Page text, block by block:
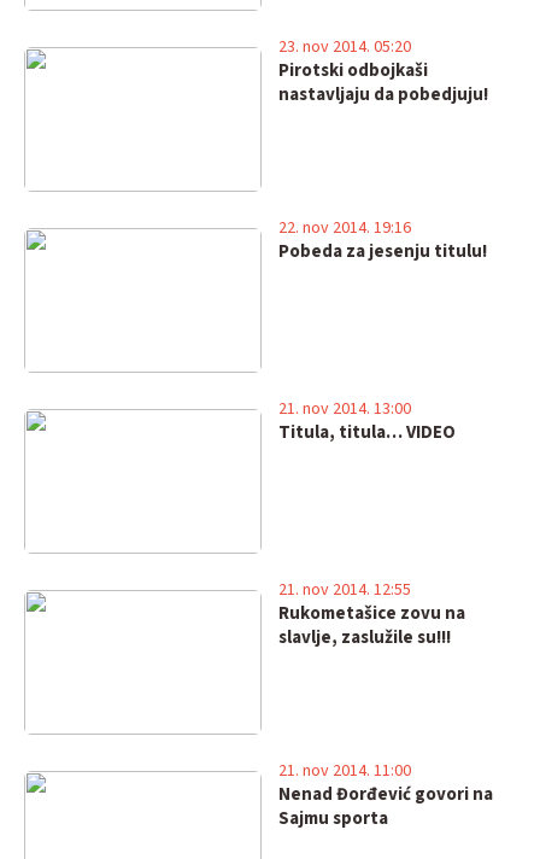
Pirotski odbojkaši
nastavljaju da pobedjuju!
23. nov 2014. 05:20
Pobeda za jesenju titulu!
22. nov 2014. 19:16
Titula, titula… VIDEO
21. nov 2014. 13:00
Rukometašice zovu na
slavlje, zaslužile su!!!
21. nov 2014. 12:55
Nenad Đorđević govori na
Sajmu sporta
21. nov 2014. 11:00